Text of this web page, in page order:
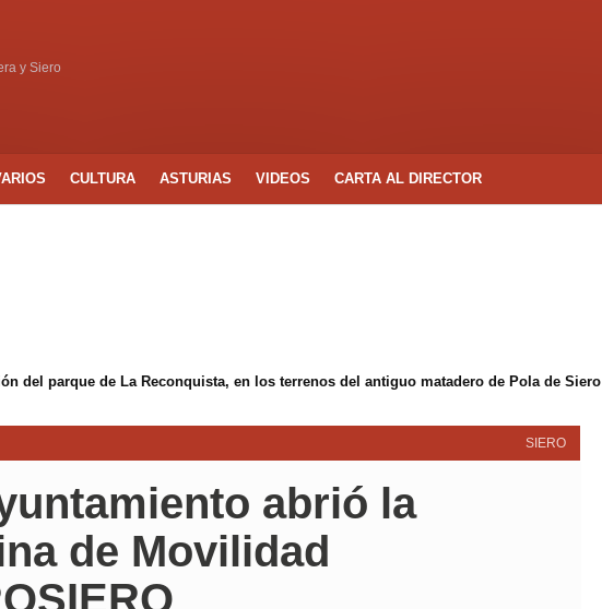
y Siero
CULTURA ASTURIAS VIDEOS CARTA AL DIRECTOR
del parque de La Reconquista, en los terrenos del antiguo matadero de Pola de Siero
SIERO
abrió la
de Movilidad